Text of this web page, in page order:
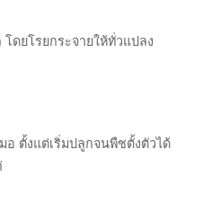
ดยโรยกระจายให้ทั่วแปลง
อ ตั้งแต่เริ่มปลูกจนพืชตั้งตัวได้